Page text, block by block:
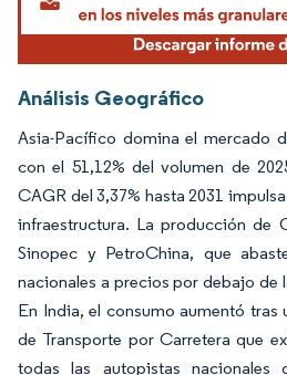
Análisis Geográfico
Asia-Pacífico domina el mercado
con el 51,12% del volumen de
CAGR del 3,37% hasta 2031
infraestructura. La producción de
Sinopec y PetroChina, que
nacionales a precios por debajo
En India, el consumo aumentó
de Transporte por Carretera que
todas las autopistas nacionales